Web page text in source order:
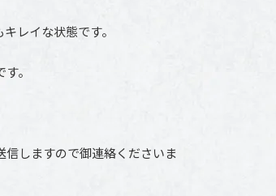
レイな状態です。
。
しますので御連絡くださいま